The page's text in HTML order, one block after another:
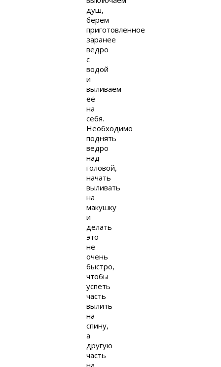
душ,
берём
приготовленное
заранее
ведро
с
водой
и
выливаем
её
на
себя.
Необходимо
поднять
ведро
над
головой,
начать
выливать
на
макушку
и
делать
это
не
очень
быстро,
чтобы
успеть
часть
вылить
на
спину,
а
другую
часть
на